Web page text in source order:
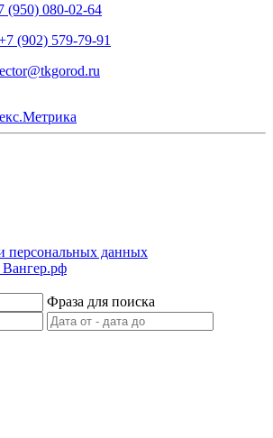
(950) 080-02-64
(902) 579-79-91
персональных данных
Вангер.рф
Фраза для поиска